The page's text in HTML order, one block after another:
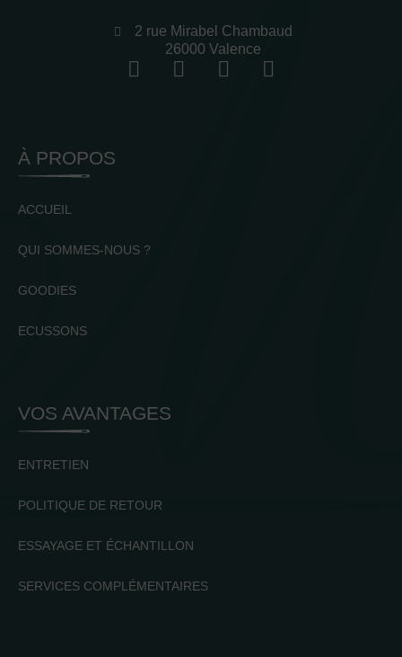
2 rue Mirabel Chambaud
26000 Valence
À PROPOS
ACCUEIL
QUI SOMMES-NOUS ?
GOODIES
ECUSSONS
VOS AVANTAGES
ENTRETIEN
POLITIQUE DE RETOUR
ESSAYAGE ET ÉCHANTILLON
SERVICES COMPLÉMENTAIRES